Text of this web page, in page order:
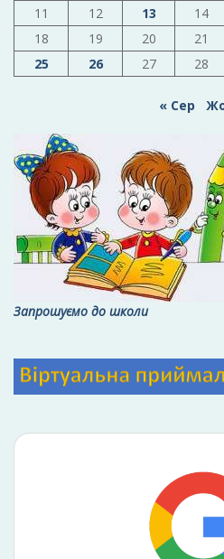
11
12 13 14
18
19 20 21
25
26 27 28
« Сер
Запрошуємо до школи